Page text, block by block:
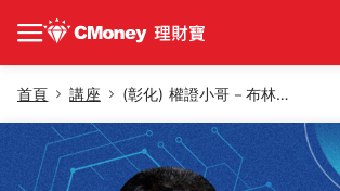
首頁 講座 (彰化) 權證小哥－布林軌道多空特訓班